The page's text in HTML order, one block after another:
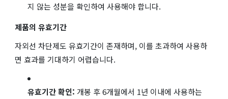
지 않는 성분을 확인하여 사용해야 합니다.
제품의 유효기간
자외선 차단제도 유효기간이 존재하며, 이를 초과하여 사용하
면 효과를 기대하기 어렵습니다.
유효기간 확인: 개봉 후 6개월에서 1년 이내에 사용하는